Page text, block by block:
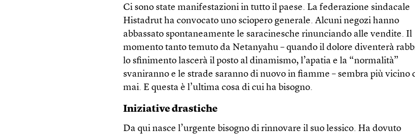
Ci sono state manifestazioni in tutto il paese. La federazione sindacale
Histadrut ha convocato uno sciopero generale. Alcuni negozi hanno
abbassato spontaneamente le saracinesche rinunciando alle vendite. Il
momento tanto temuto da Netanyahu – quando il dolore diventerà
lo sfinimento lascerà il posto al dinamismo, l’apatia e la “normalità”
svaniranno e le strade saranno di nuovo in fiamme – sembra più vicino
mai. E questa è l’ultima cosa di cui ha bisogno.
Iniziative drastiche
Da qui nasce l’urgente bisogno di rinnovare il suo lessico. Ha dovuto